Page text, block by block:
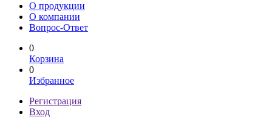
О продукции
О компании
Вопрос-Ответ
0
Корзина
0
Избранное
Регистрация
Вход